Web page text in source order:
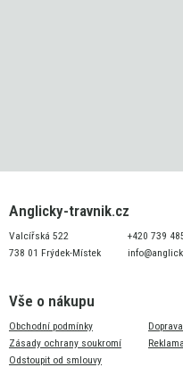
Anglicky-travnik.cz
Valcířská 522
738 01 Frýdek-Místek
+420 739
Vše o nákupu
Obchodní podmínky
Zásady ochrany soukromí
Odstoupit od smlouvy